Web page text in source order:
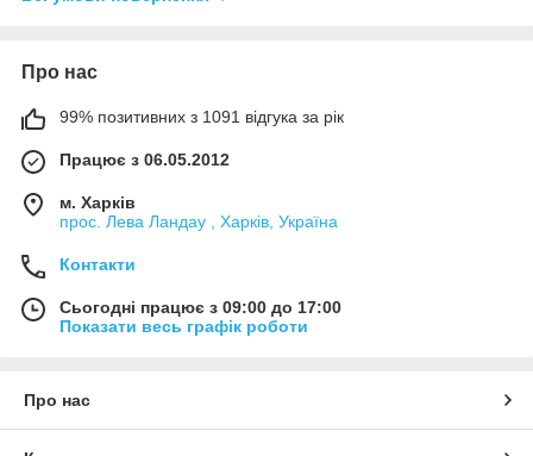
Про нас
99% позитивних з 1091 відгука за рік
Працює з 06.05.2012
м. Харків
прос. Лева Ландау , Харків, Україна
Контакти
Сьогодні працює з 09:00 до 17:00
Показати весь графік роботи
Про нас